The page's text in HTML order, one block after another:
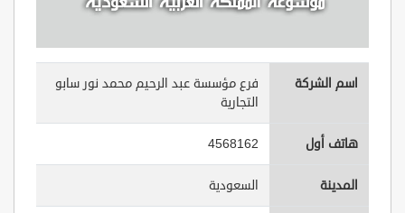
اسم الشركة
فرع مؤسسة عبد الرحيم محمد نور سابو
التجارية
هاتف أول 4568162
المدينة السعودية